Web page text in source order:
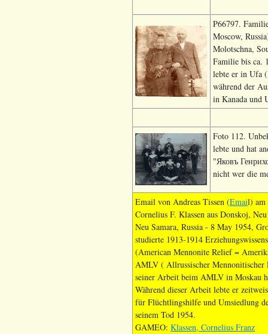
P66797.
Moscow,
Molotschna,
Familie bis ca.
lebte er in Ufa
während der
in Kanada und
Foto 112.
lebte und hat
"Яковъ
nicht wer die
Email von Andreas Tissen (Email) am
Cornelius F. Klassen aus Donskoj,
Neu Samara, Russia - 8 May 1954,
studierte 1913-1914
(American Mennonite Relief =
AMLV ( Allrussischer Mennonitischer
seiner Arbeit beim AMLV in Moskau
Während dieser Arbeit lebte er
für Flüchtlingshilfe und Umsiedlung
seinem Tod 1954.
GAMEO: Klassen, Cornelius Franz